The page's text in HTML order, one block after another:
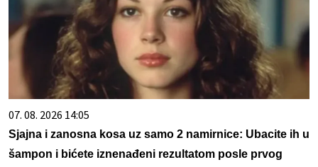
07. 08. 2026 14:05
Sjajna i zanosna kosa uz samo 2 namirnice: Ubacite ih u
šampon i bićete iznenađeni rezultatom posle prvog